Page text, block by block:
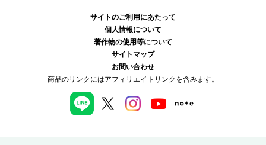
サイトのご利用にあたって
個人情報について
著作物の使用等について
サイトマップ
お問い合わせ
商品のリンクにはアフィリエイトリンクを含みます。